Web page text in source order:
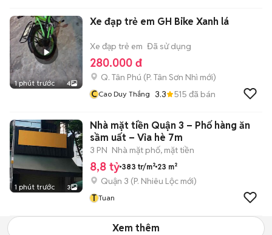
1 phút trước 4
Xe đạp trẻ em GH Bike Xanh lá
Xe đạp trẻ em Đã sử dụng
280.000 đ
Q. Tân Phú (P. Tân Sơn Nhì mới)
CCao Duy Thắng 3.3 515 đã bán
1 phút trước 3
Nhà mặt tiền Quận 3 – Phố hàng ăn
sầm uất – Vỉa hè 7m
3 PN Nhà mặt phố, mặt tiền
8,8 tỷ 383 tr/m² 23 m²
Quận 3 (P. Nhiêu Lộc mới)
T Tuan
Xem thêm